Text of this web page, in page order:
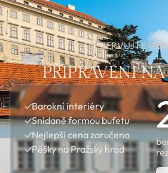
REZERVUJTE
PŘIPRAVENI NA
✓Barokní interiéry
✓Snídaně formou bufetu
✓Nejlepší cena zaručena
✓Pěšky na Pražský hrad